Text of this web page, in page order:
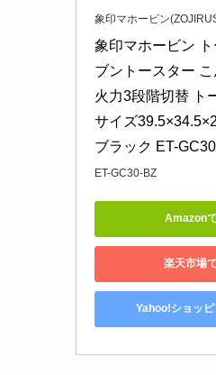
象印マホービン
象印マホービン
ブントースター
火力3段階切替 ト
サイズ
ブラック ET-
ET-GC30-BZ
Amazon
楽天市場
Yahoo!ショッ